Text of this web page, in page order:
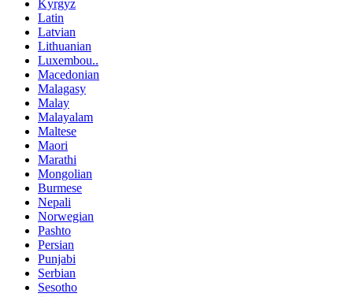
Kyrgyz
Latin
Latvian
Lithuanian
Luxembou..
Macedonian
Malagasy
Malay
Malayalam
Maltese
Maori
Marathi
Mongolian
Burmese
Nepali
Norwegian
Pashto
Persian
Punjabi
Serbian
Sesotho